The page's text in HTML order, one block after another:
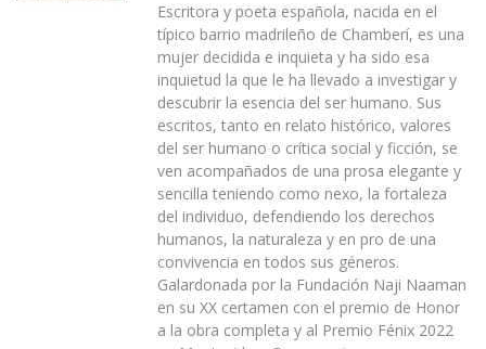
Escritora y poeta española, nacida en el
típico barrio madrileño de Chamberí, es una
mujer decidida e inquieta y ha sido esa
inquietud la que le ha llevado a investigar y
descubrir la esencia del ser humano. Sus
escritos, tanto en relato histórico, valores
del ser humano o crítica social y ficción, se
ven acompañados de una prosa elegante y
sencilla teniendo como nexo, la fortaleza
del individuo, defendiendo los derechos
humanos, la naturaleza y en pro de una
convivencia en todos sus géneros.
Galardonada por la Fundación Naji Naaman
en su XX certamen con el premio de Honor
a la obra completa y al Premio Fénix 2022